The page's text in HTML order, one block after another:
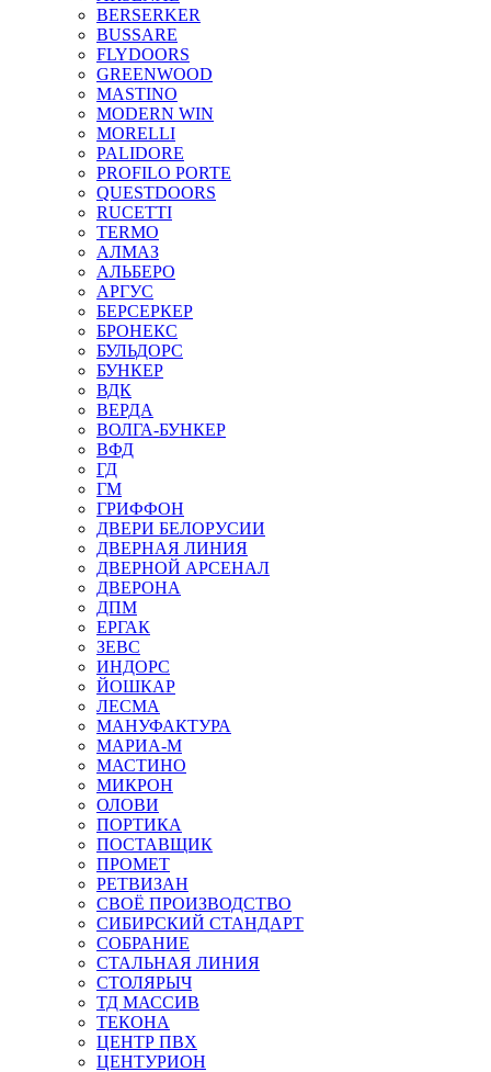
BERSERKER
BUSSARE
FLYDOORS
GREENWOOD
MASTINO
MODERN WIN
MORELLI
PALIDORE
PROFILO PORTE
QUESTDOORS
RUCETTI
TERMO
АЛМАЗ
АЛЬБЕРО
АРГУС
БЕРСЕРКЕР
БРОНЕКС
БУЛЬДОРС
БУНКЕР
ВДК
ВЕРДА
ВОЛГА-БУНКЕР
ВФД
ГД
ГМ
ГРИФФОН
ДВЕРИ БЕЛОРУСИИ
ДВЕРНАЯ ЛИНИЯ
ДВЕРНОЙ АРСЕНАЛ
ДВЕРОНА
ДПМ
ЕРГАК
ЗЕВС
ИНДОРС
ЙОШКАР
ЛЕСМА
МАНУФАКТУРА
МАРИА-М
МАСТИНО
МИКРОН
ОЛОВИ
ПОРТИКА
ПОСТАВЩИК
ПРОМЕТ
РЕТВИЗАН
СВОЁ ПРОИЗВОДСТВО
СИБИРСКИЙ СТАНДАРТ
СОБРАНИЕ
СТАЛЬНАЯ ЛИНИЯ
СТОЛЯРЫЧ
ТД МАССИВ
ТЕКОНА
ЦЕНТР ПВХ
ЦЕНТУРИОН